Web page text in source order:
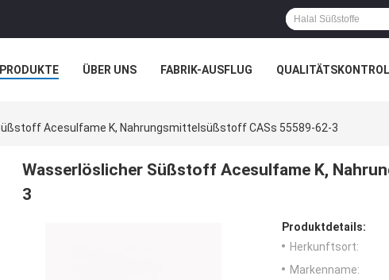
PRODUKTE ÜBER UNS FABRIK-AUSFLUG
Acesulfame K, Nahrungsmittelsüßstoff CASs 55589-62-3
Wasserlöslicher Süßstoff Acesulfame K,
3
Produktdetails:
Herkunftsort:
Markenname: